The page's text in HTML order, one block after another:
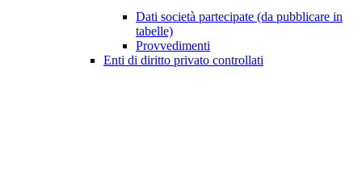
Dati società partecipate (da pubblicare in
tabelle)
Provvedimenti
Enti di diritto privato controllati